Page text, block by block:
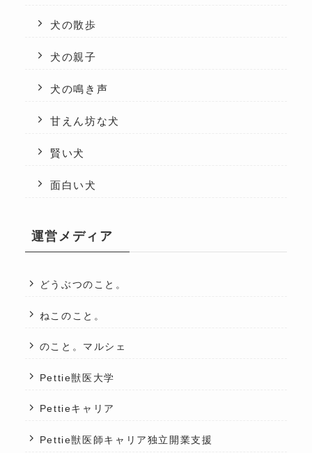
犬の散歩
犬の親子
犬の鳴き声
甘えん坊な犬
賢い犬
面白い犬
運営メディア
どうぶつのこと。
ねこのこと。
のこと。マルシェ
Pettie獣医大学
Pettieキャリア
Pettie獣医師キャリア独立開業支援